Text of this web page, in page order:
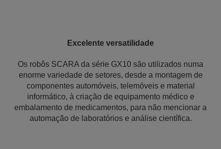
Excelente versatilidade
Os robôs SCARA da série GX10 são utilizados numa
enorme variedade de setores, desde a montagem de
componentes automóveis, telemóveis e material
informático, à criação de equipamento médico e
embalamento de medicamentos, para não mencionar a
automação de laboratórios e análise científica.